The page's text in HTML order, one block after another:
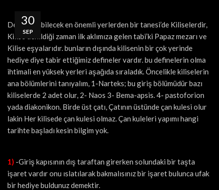
30
SEP
Define olabilecek en önemli yerlerden bir tanesi’de Kiliselerdir,
Kilise denildiği zaman ilk aklımıza gelen tabi’ki Papaz mezarı ve
Kilise eşyalarıdır. bunların dışında kilisenin bir çok yerinde
hediye diye tabir ettiğimiz defineler vardır. bu definelerin olma
ihtimali en yüksek yerleri aşağıda sıraladık. Öncelikle kiliselerin
ana bölümlerini tanıyalım, 1-Narteks; bu giriş bölümüdür bazı
kiliselerde 2 adet olur, 2- Naos 3- Bema-apsis. 4- pastoforion
yada diakonikon. Birde üst çatı, Çatının üstünde çan kulesi olur
lakin Her kilisede çan kulesi olmaz. Çan kuleleri yapımı hangi
tarihte başladı kesin bilgim yok.
1) -Giriş kapısının dış taraftan girerken solundaki bir taşta
işaret vardır onu ıslatılarak bakmalısınız bir işaret bulunca ufak
bir hediye buldunuz demektir.